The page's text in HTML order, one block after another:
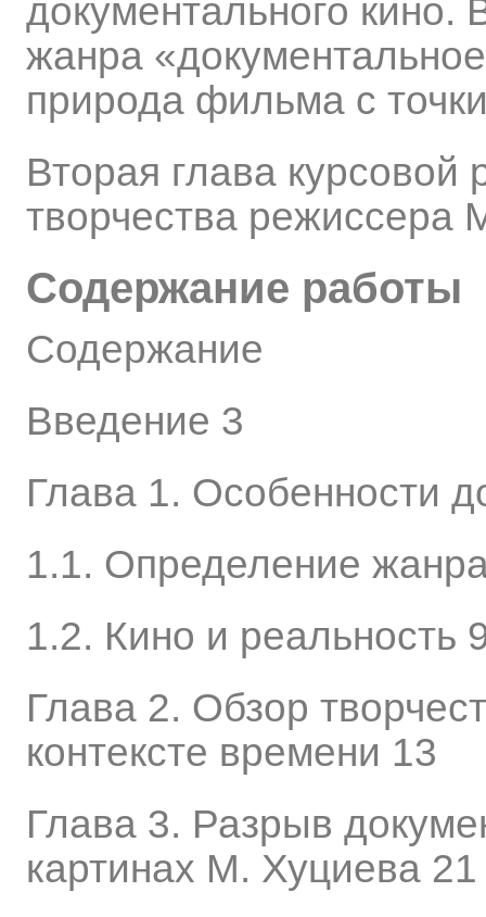
документального кино.
жанра
природа фильма с
Вторая глава
творчества режиссера
Содержание работы
Содержание
Введение 3
Глава 1. Особенности
1.1. Определение
1.2. Кино и реальность
Глава 2. Обзор
контексте времени 13
Глава 3. Разрыв
картинах М. Хуциева 21